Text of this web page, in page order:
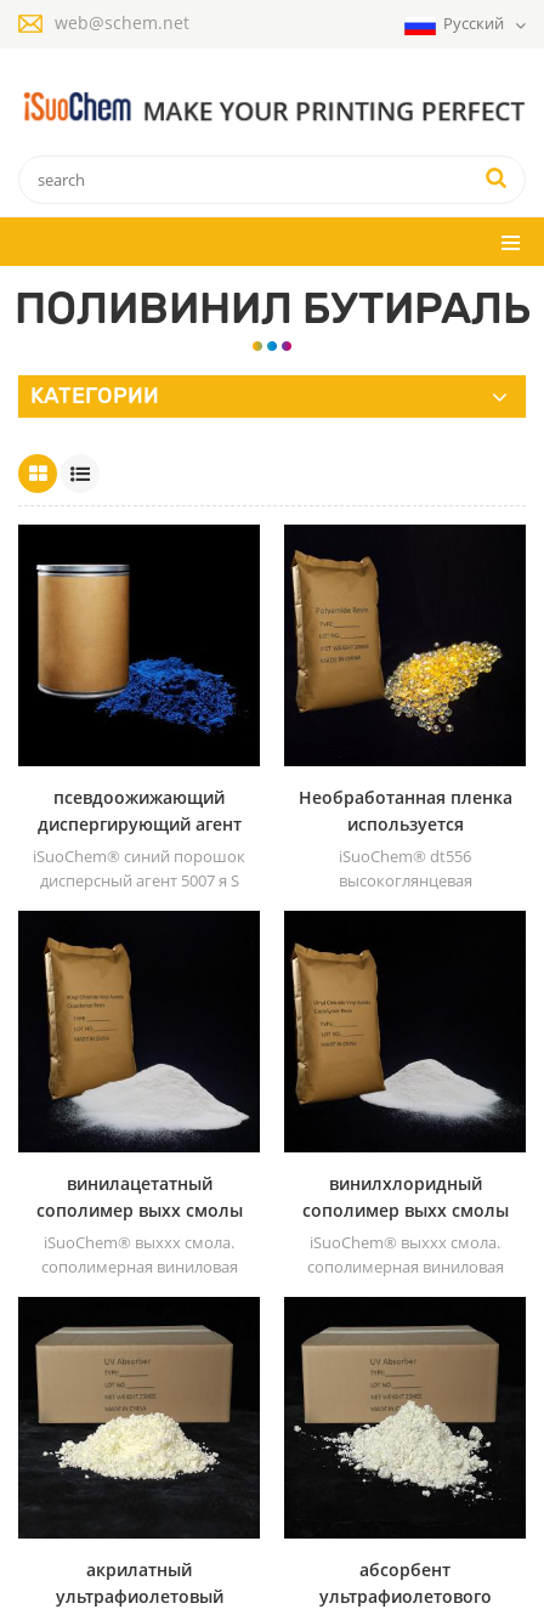
web@schem.net Русский
ПОЛИВИНИЛ БУТИРАЛЬ
КАТЕГОРИИ
псевдоожижающий
диспергирующий агент
5007
iSuoChem® синий порошок
дисперсный агент 5007 я S
Cupc. диспергирующий
агент 5007 также называют
псевдоожижающим
агентом. он в основном
подходит для
диспергирования
технического углерода, а
также синего и зеленого
цветов в масле на основе &; ;
растворитель на основе
5577, 5371, 5015, 5024, 5013,
5019, 7001, 5474, 38500f3 и т.
д.
Необработанная пленка
используется
полиамидная смола
dt556
iSuoChem® dt556
высокоглянцевая
предлагает отличную
адгезию и умеренную
температуру размягчения.
винилацетатный
сополимер выхх смолы
iSuoChem® выххх смола.
сополимерная виниловая
винилацетатный
сополимер. его
высокомолекулярная смола
(молекулярная масса 27000).
винилхлоридный
сополимер выхх смолы
iSuoChem® выххх смола.
сополимерная виниловая
винилацетатный
сополимер. его
высокомолекулярная смола
(молекулярная масса 27000).
акрилатный
ультрафиолетовый
абсорбент
ультрафиолетового